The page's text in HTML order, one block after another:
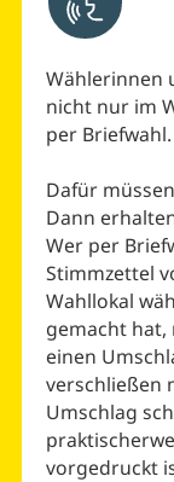
Wählerinnen
nicht nur im
per Briefwahl.
Dafür
Dann
Wer per
Stimmzettel
Wahllokal
gemacht hat,
einen
verschließen
Umschlag
vorgedruckt